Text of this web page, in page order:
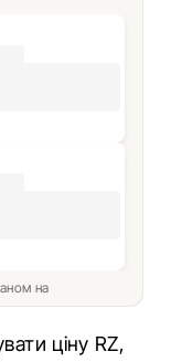
на
ціну RZ,